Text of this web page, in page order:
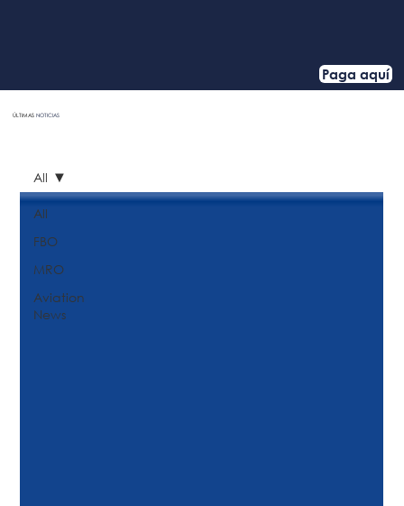
Paga aquí
ÚLTIMASNOTICIAS
All
FBO
MRO
Aviation
News
All